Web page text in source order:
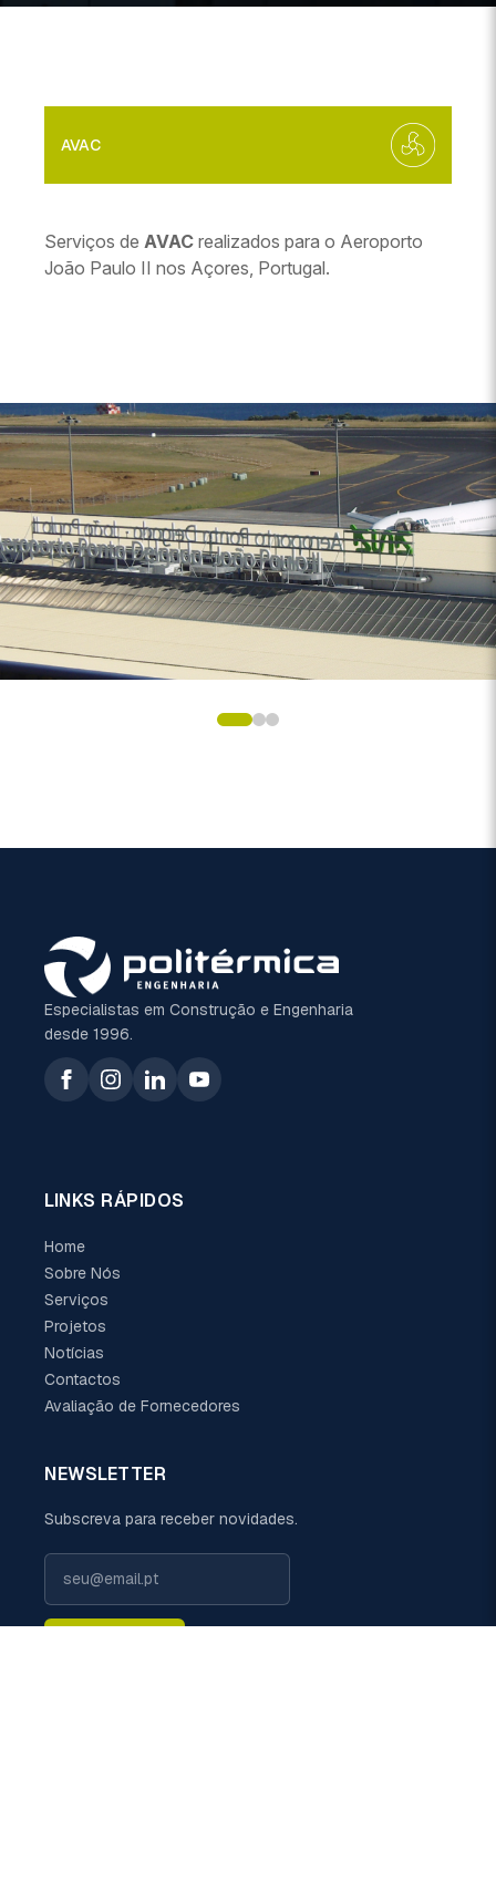
AVAC
Serviços de AVAC realizados para o Aeroporto
João Paulo II nos Açores, Portugal.
Especialistas em Construção e Engenharia
desde 1996.
LINKS RÁPIDOS
Home
Sobre Nós
Serviços
Projetos
Notícias
Contactos
Avaliação de Fornecedores
NEWSLETTER
Subscreva para receber novidades.